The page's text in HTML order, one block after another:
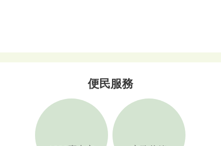
便民服務